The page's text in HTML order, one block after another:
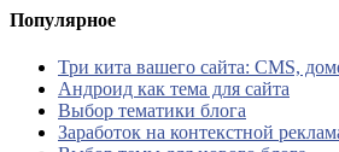
Популярное
Три кита вашего сайта: CMS,
Андроид как тема для сайта
Выбор тематики блога
Заработок на контекстной